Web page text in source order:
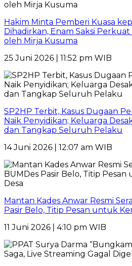
Hakim Minta Pemberi Kuasa
Dihadirkan, Enam Saksi
oleh Mirja Kusuma
25 Juni 2026 | 11:52 pm WIB
SP2HP Terbit, Kasus Dugaan
Naik Penyidikan; Keluarga
dan Tangkap Seluruh Pelaku
14 Juni 2026 | 12:07 am WIB
Mantan Kades Anwar Resmi
Pasir Belo, Titip Pesan untuk
11 Juni 2026 | 4:10 pm WIB